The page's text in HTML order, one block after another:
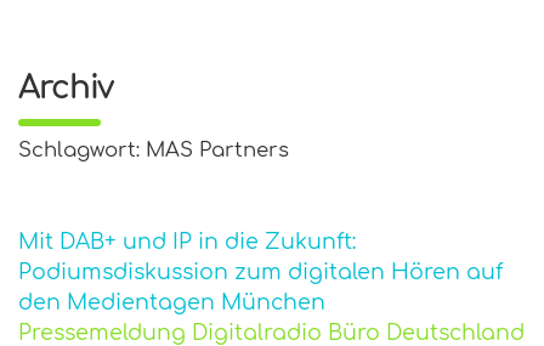
Archiv
Schlagwort: MAS Partners
Mit DAB+ und IP in die Zukunft:
Podiumsdiskussion zum digitalen Hören auf
den Medientagen München
Pressemeldung Digitalradio Büro Deutschland